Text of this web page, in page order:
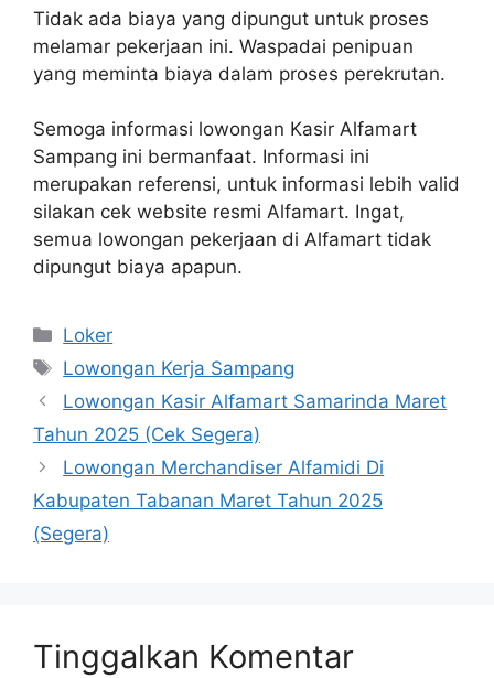
Tidak ada biaya yang dipungut untuk proses
melamar pekerjaan ini. Waspadai penipuan
yang meminta biaya dalam proses perekrutan.
Semoga informasi lowongan Kasir Alfamart
Sampang ini bermanfaat. Informasi ini
merupakan referensi, untuk informasi lebih valid
silakan cek website resmi Alfamart. Ingat,
semua lowongan pekerjaan di Alfamart tidak
dipungut biaya apapun.
Kategori
Loker
Tag
Lowongan Kerja Sampang
Lowongan Kasir Alfamart Samarinda Maret
Tahun 2025 (Cek Segera)
Lowongan Merchandiser Alfamidi Di
Kabupaten Tabanan Maret Tahun 2025
(Segera)
Tinggalkan Komentar